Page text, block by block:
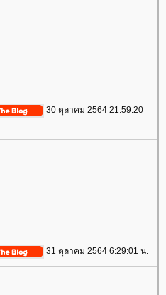
30 ตุลาคม 2564 21:59:20
31 ตุลาคม 2564 6:29:01 น.